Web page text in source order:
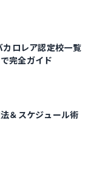
カロレア認定校一覧
完全ガイド
＆スケジュール術